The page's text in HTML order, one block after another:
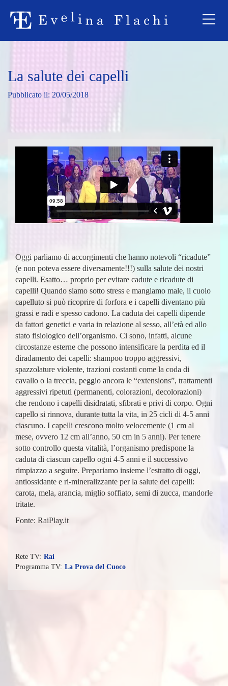
La salute dei capelli
20/05/2018
Oggi parliamo di accorgimenti che hanno notevoli “ricadute”
(e non poteva essere diversamente!!!) sulla salute dei nostri
capelli. Esatto… proprio per evitare cadute e ricadute di
capelli! Quando siamo sotto stress e mangiamo male, il cuoio
capelluto si può ricoprire di forfora e i capelli diventano più
grassi e radi e spesso cadono. La caduta dei capelli dipende
da fattori genetici e varia in relazione al sesso, all’età ed allo
stato fisiologico dell’organismo. Ci sono, infatti, alcune
circostanze esterne che possono intensificare la perdita ed il
diradamento dei capelli: shampoo troppo aggressivi,
spazzolature violente, trazioni costanti come la coda di
cavallo o la treccia, peggio ancora le “extensions”, trattamenti
aggressivi ripetuti (permanenti, colorazioni, decolorazioni)
che rendono i capelli disidratati, sfibrati e privi di corpo. Ogni
capello si rinnova, durante tutta la vita, in 25 cicli di 4-5 anni
ciascuno. I capelli crescono molto velocemente (1 cm al
mese, ovvero 12 cm all’anno, 50 cm in 5 anni). Per tenere
sotto controllo questa vitalità, l’organismo predispone la
caduta di ciascun capello ogni 4-5 anni e il successivo
rimpiazzo a seguire. Prepariamo insieme l’estratto di oggi,
antiossidante e ri-mineralizzante per la salute dei capelli:
carota, mela, arancia, miglio soffiato, semi di zucca, mandorle
tritate.
Fonte: RaiPlay.it
Rai
La Prova del Cuoco